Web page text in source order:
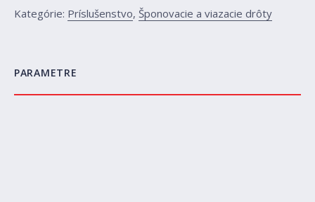
Kategórie: Príslušenstvo, Šponovacie a viazacie drôty
PARAMETRE